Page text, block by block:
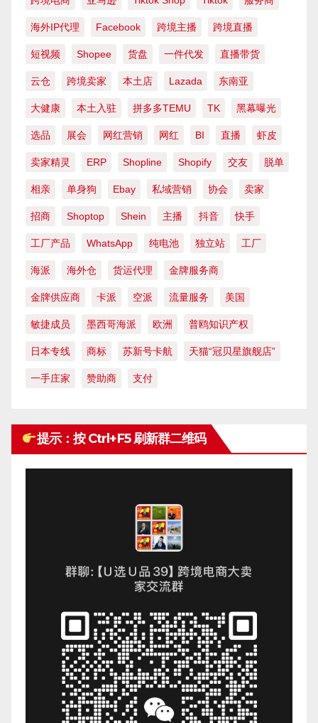
海外IP代理 Facebook 跨境主播 跨境直播
短视频 Shopee 货盘 一件代发 直播带货
云仓 跨境卖家 本土店 Lazada 东南亚
大健康 本土入驻 拼多多TEMU TK 黑幕曝光
选品 展会 网红营销 网红 BI 直播 虾皮
卖家精灵 ERP Shopline Shopify 交友 脱单
相亲 单身狗 Ebay 私域营销 协会 卖家
招商 Shoptop Shein 主播 抖音 快手
工厂产品 WhatsApp 纯电池 独立站 工厂
海派 海外仓 货运代理 金牌服务商
金牌供应商 卡派 空派 流量服务 美国
敏捷成员 墨西哥海派 欧洲 普鸥知识产权
日本专线 商标 苏新号卡航 天猫“冠贝星旗舰店”
一手庄家 赞助商 支付
提示：按 Ctrl+F5 刷新群二维码